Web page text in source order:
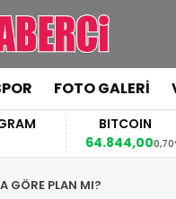
FOTO GALERİ
BITCOIN
64.844,000,70%
GÖRE PLAN MI?